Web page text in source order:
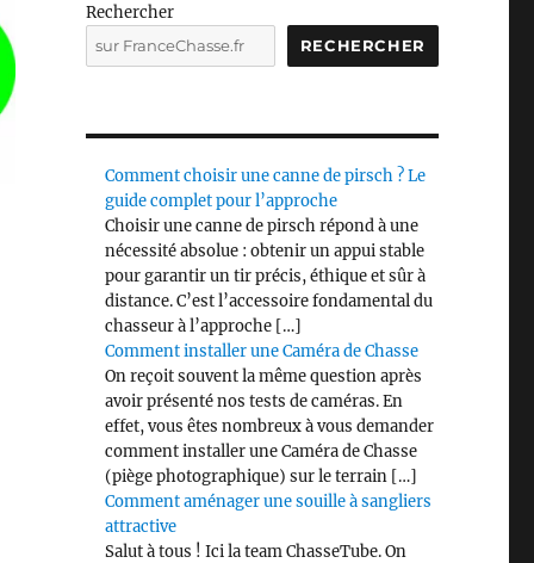
Rechercher
RECHERCHER
Comment choisir une canne de pirsch ? Le
guide complet pour l’approche
Choisir une canne de pirsch répond à une
nécessité absolue : obtenir un appui stable
pour garantir un tir précis, éthique et sûr à
distance. C’est l’accessoire fondamental du
chasseur à l’approche […]
Comment installer une Caméra de Chasse
On reçoit souvent la même question après
avoir présenté nos tests de caméras. En
effet, vous êtes nombreux à vous demander
comment installer une Caméra de Chasse
(piège photographique) sur le terrain […]
Comment aménager une souille à sangliers
attractive
Salut à tous ! Ici la team ChasseTube. On